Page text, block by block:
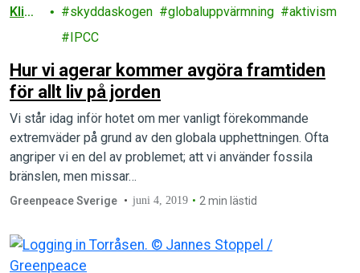
Klima
skyddaskogen globaluppvärmning
aktivism
IPCC
Hur vi agerar kommer avgöra framtiden
för allt liv på jorden
Vi står idag inför hotet om mer vanligt förekommande
extremväder på grund av den globala upphettningen. Ofta
angriper vi en del av problemet; att vi använder fossila
bränslen, men missar…
Greenpeace Sverige juni 4, 2019 2 min lästid